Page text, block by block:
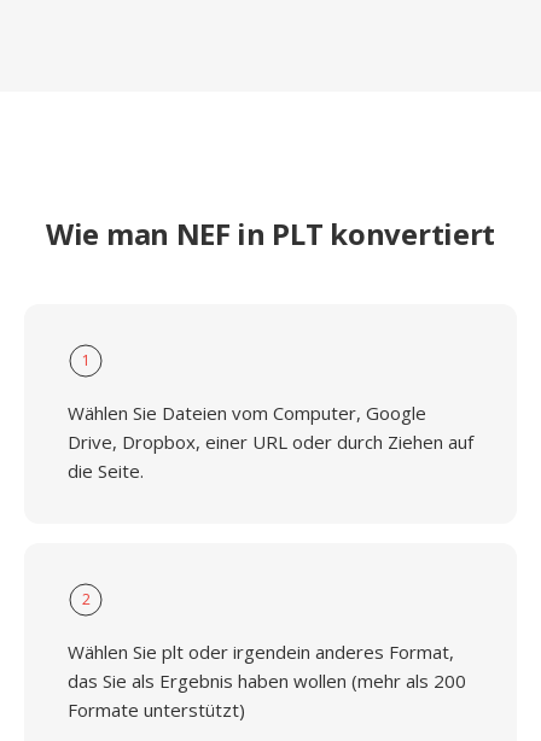
Wie man NEF in PLT konvertiert
1
Wählen Sie Dateien vom Computer, Google
Drive, Dropbox, einer URL oder durch Ziehen auf
die Seite.
2
Wählen Sie plt oder irgendein anderes Format,
das Sie als Ergebnis haben wollen (mehr als 200
Formate unterstützt)